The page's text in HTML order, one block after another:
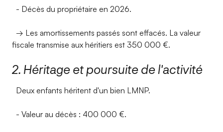
- Décès du propriétaire en 2026.
→ Les amortissements passés sont effacés. La valeur
fiscale transmise aux héritiers est 350 000 €.
2. Héritage et poursuite de l'activité
Deux enfants héritent d'un bien LMNP.
- Valeur au décès : 400 000 €.